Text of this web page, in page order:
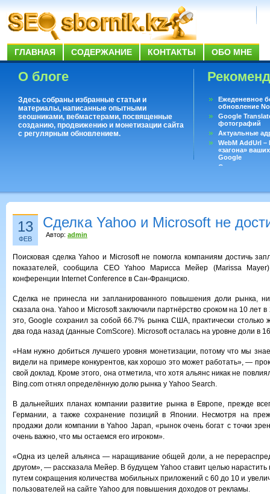
ГЛАВНАЯ СОДЕРЖАНИЕ КОНТАКТЫ ОБО МНЕ
О блоге
Здесь собраны избранные статьи и
материалы, написанные опытными
seoшниками, вебмастерами, посвященные
созданию, продвижению и монетизации сайта
с регулярным обновлением.
Ежеденевное
обновление
Google
фотографий
Актуальные
WebM AddUrl
«загона»
Google
Существует
13
ФЕВ
Сделка Yahoo и Microsoft не
Автор: admin
Поисковая сделка Yahoo и Microsoft не помогла компаниям достичь
показателей, сообщила CEO Yahoo Марисса Мейер (Marissa
конференции Internet Conference в Сан-Франциско.
Сделка не принесла ни запланированного повышения доли рынка,
сказала она. Yahoo и Microsoft заключили партнёрство сроком на 10 лет
это, Google сохранил за собой 66.7% рынка США, практически столько
два года назад (данные ComScore). Microsoft осталась на уровне доли в
«Нам нужно добиться лучшего уровня монетизации, потому что мы
видели на примере конкурентов, как хорошо это может работать», —
свой доклад. Кроме этого, она отметила, что хотя альянс никак не
Bing.com отнял определённую долю рынка у Yahoo Search.
В дальнейших планах компании развитие рынка в Европе, прежде
Германии, а также сохранение позиций в Японии. Несмотря на
продажи доли компании в Yahoo Japan, «рынок очень богат с точки
очень важно, что мы остаемся его игроком».
«Одна из целей альянса — наращивание общей доли, а не
другом», — рассказала Мейер. В будущем Yahoo ставит целью нарастить
путем сокращения количества мобильных приложений с 60 до 10 и
пользователей на сайте Yahoo для повышения доходов от рекламы.